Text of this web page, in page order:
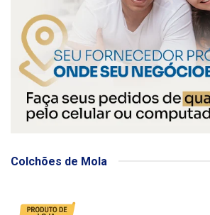
Colchões de Mola